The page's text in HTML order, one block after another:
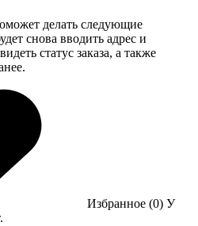
делать следующие
снова вводить адрес и
статус заказа, а также
Избранное (0) У